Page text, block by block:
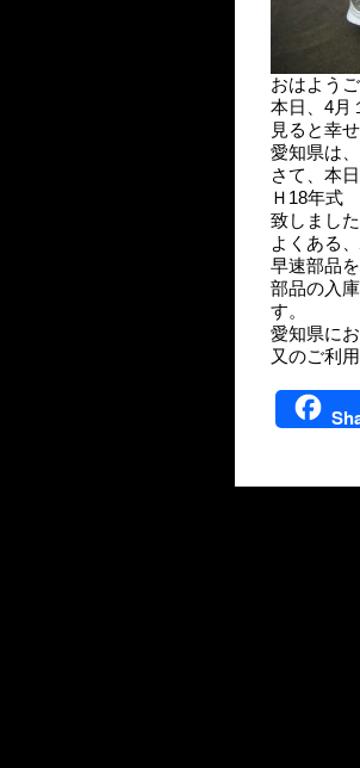
おはよう
本日、4月
見ると幸
愛知県は
さて、本
Ｈ18年式
致しました
よくある
早速部品
部品の入
す。
愛知県に
又のご利